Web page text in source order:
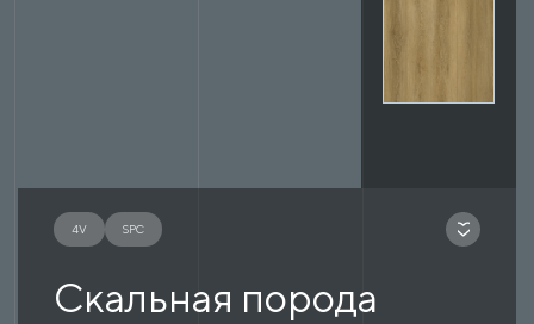
4V SPC
Скальная порода